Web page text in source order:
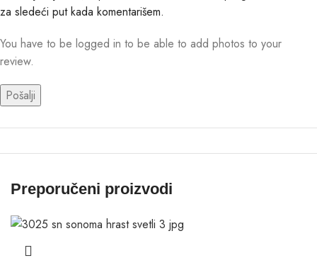
za sledeći put kada komentarišem.
You have to be logged in to be able to add photos to your
review.
Preporučeni proizvodi